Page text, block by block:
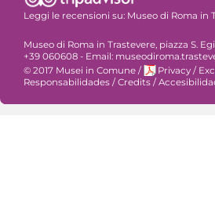
Leggi le recensioni su: Museo di Roma in
Museo di Roma in Trastevere, piazza S.
+39 060608 - Email:
© 2017 Musei in Comune / Privacy /
Responsabilidades /Credits /